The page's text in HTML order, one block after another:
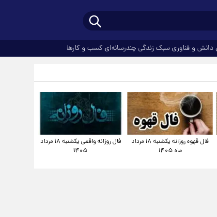
دانش و فناوری سبک زندگیچندرسانه‌ای کسب و کارها
فال قهوه روزانه یکشنبه ۱۸ مرداد
ماه ۱۴۰۵
فال روزانه واقعی یکشنبه ۱۸ مرداد
۱۴۰۵